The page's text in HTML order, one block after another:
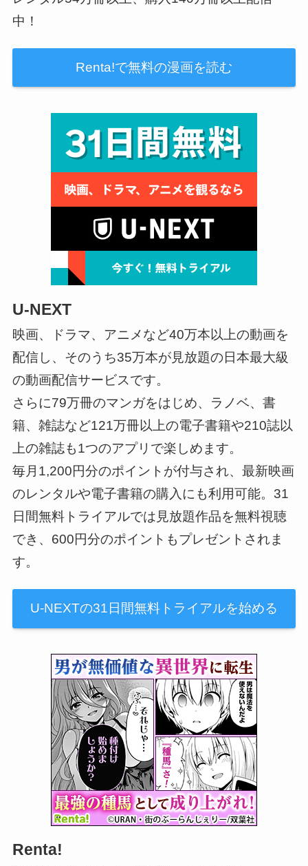
中！
Renta!で無料の漫画を読む
U-NEXT
映画、ドラマ、アニメなど40万本以上の動画を
配信し、そのうち35万本が見放題の日本最大級
の動画配信サービスです。
さらに79万冊のマンガをはじめ、ラノベ、書
籍、雑誌など121万冊以上の電子書籍や210誌以
上の雑誌も1つのアプリで楽しめます。
毎月1,200円分のポイントが付与され、最新映画
のレンタルや電子書籍の購入にも利用可能。31
日間無料トライアルでは見放題作品を無料視聴
でき、600円分のポイントもプレゼントされま
す。
U-NEXTの31日間無料トライアルを始める
Renta!